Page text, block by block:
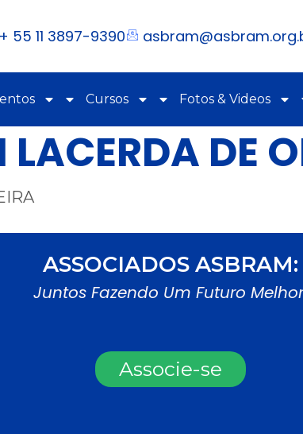
+ 55 11 3897-9390
Cursos Fotos & Videos
DE
ASSOCIADOS ASBRAM:
Juntos Fazendo Um Futuro
Associe-se